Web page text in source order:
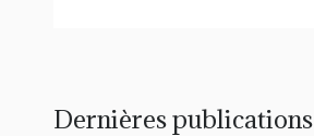
Dernières publications